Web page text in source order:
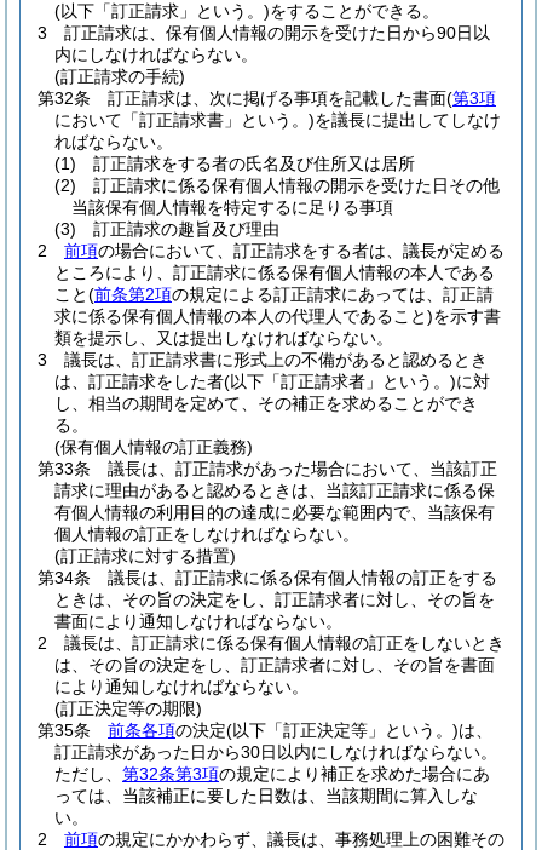
(以下「訂正請求」という。)をすることができる。
3
訂正請求は、保有個人情報の開示を受けた日から90日以
内にしなければならない。
(訂正請求の手続)
第32条
訂正請求は、次に掲げる事項を記載した書面(第3項
において「訂正請求書」という。)を議長に提出してしなけ
ればならない。
(1)
訂正請求をする者の氏名及び住所又は居所
(2)
訂正請求に係る保有個人情報の開示を受けた日その他
当該保有個人情報を特定するに足りる事項
(3)
訂正請求の趣旨及び理由
2
前項の場合において、訂正請求をする者は、議長が定める
ところにより、訂正請求に係る保有個人情報の本人である
こと(前条第2項の規定による訂正請求にあっては、訂正請
求に係る保有個人情報の本人の代理人であること)を示す書
類を提示し、又は提出しなければならない。
3
議長は、訂正請求書に形式上の不備があると認めるとき
は、訂正請求をした者(以下「訂正請求者」という。)に対
し、相当の期間を定めて、その補正を求めることができ
る。
(保有個人情報の訂正義務)
第33条
議長は、訂正請求があった場合において、当該訂正
請求に理由があると認めるときは、当該訂正請求に係る保
有個人情報の利用目的の達成に必要な範囲内で、当該保有
個人情報の訂正をしなければならない。
(訂正請求に対する措置)
第34条
議長は、訂正請求に係る保有個人情報の訂正をする
ときは、その旨の決定をし、訂正請求者に対し、その旨を
書面により通知しなければならない。
2
議長は、訂正請求に係る保有個人情報の訂正をしないとき
は、その旨の決定をし、訂正請求者に対し、その旨を書面
により通知しなければならない。
(訂正決定等の期限)
第35条
前条各項の決定(以下「訂正決定等」という。)は、
訂正請求があった日から30日以内にしなければならない。
ただし、 第32条第3項の規定により補正を求めた場合にあ
っては、当該補正に要した日数は、当該期間に算入しな
い。
2
前項の規定にかかわらず、議長は、事務処理上の困難その